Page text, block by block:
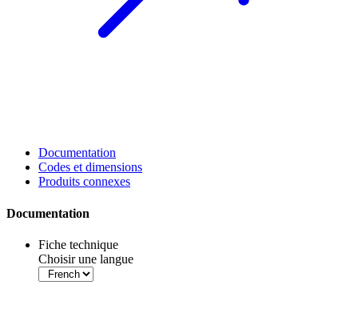
Documentation
Codes et dimensions
Produits connexes
Documentation
Fiche technique
Choisir une langue